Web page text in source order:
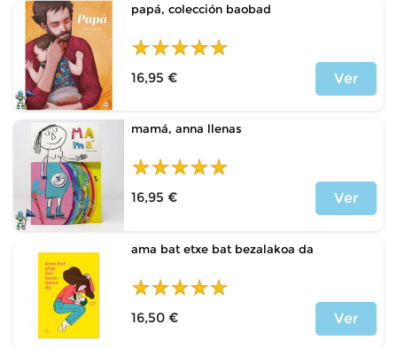
papá, colección baobad
16,95 €
Ver
mamá, anna llenas
16,95 €
Ver
ama bat etxe bat bezalakoa da
16,50 €
Ver